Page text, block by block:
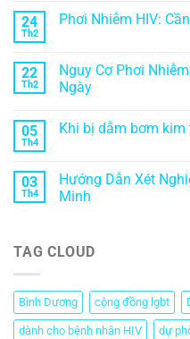
24
Th2
Phơi Nhiễm HIV:
22
Th2
Nguy Cơ Phơi
Ngày
05
Th4
Khi bị dẫm bơm
03
Th4
Hướng Dẫn Xét
Minh
TAG CLOUD
Bình Dương cộng đồng lgbt
dành cho bệnh nhân HIV dự